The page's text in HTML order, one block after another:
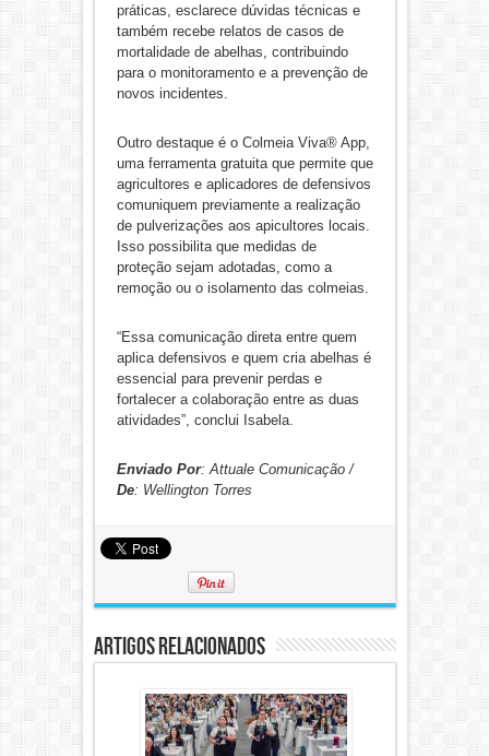
práticas, esclarece dúvidas técnicas e
também recebe relatos de casos de
mortalidade de abelhas, contribuindo
para o monitoramento e a prevenção de
novos incidentes.
Outro destaque é o Colmeia Viva® App,
uma ferramenta gratuita que permite que
agricultores e aplicadores de defensivos
comuniquem previamente a realização
de pulverizações aos apicultores locais.
Isso possibilita que medidas de
proteção sejam adotadas, como a
remoção ou o isolamento das colmeias.
“Essa comunicação direta entre quem
aplica defensivos e quem cria abelhas é
essencial para prevenir perdas e
fortalecer a colaboração entre as duas
atividades”, conclui Isabela.
Enviado Por: Attuale Comunicação /
De: Wellington Torres
Artigos Relacionados